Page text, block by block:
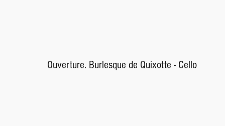
Ouverture. Burlesque de Quixotte - Cello